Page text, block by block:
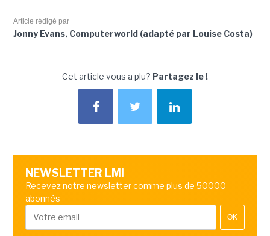
Article rédigé par
Jonny Evans, Computerworld (adapté par Louise Costa)
Cet article vous a plu? Partagez le !
NEWSLETTER LMI
Recevez notre newsletter comme plus de 50000
abonnés
OK